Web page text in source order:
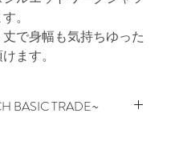
。
で身幅も気持ちゆった
ます。
BASIC TRADE~